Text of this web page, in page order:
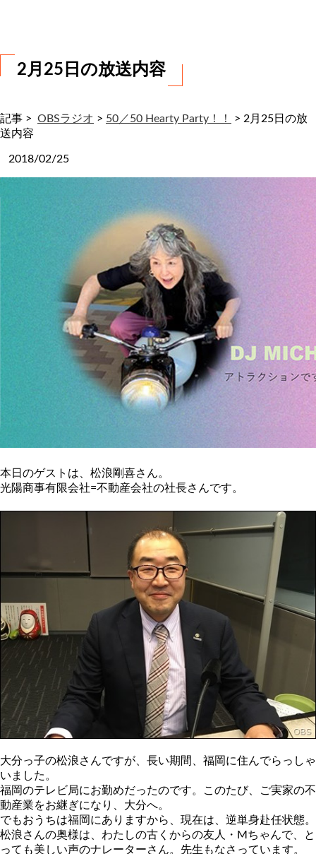
2月25日の放送内容
記事 > OBSラジオ > 50／50 Hearty Party！！ > 2月25日の放
送内容
2018/02/25
本日のゲストは、松浪剛喜さん。
光陽商事有限会社=不動産会社の社長さんです。
大分っ子の松浪さんですが、長い期間、福岡に住んでらっしゃ
いました。
福岡のテレビ局にお勤めだったのです。このたび、ご実家の不
動産業をお継ぎになり、大分へ。
でもおうちは福岡にありますから、現在は、逆単身赴任状態。
松浪さんの奥様は、わたしの古くからの友人・Mちゃんで、と
っても美しい声のナレーターさん。先生もなさっています。